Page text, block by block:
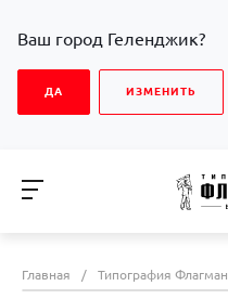
Ваш город Геленджик?
ДА ИЗМЕНИТЬ
Главная / Типография Флагман